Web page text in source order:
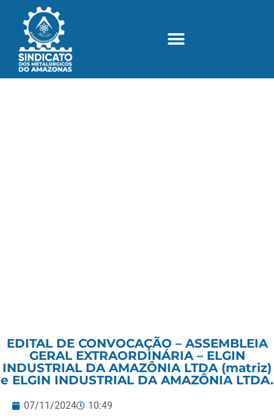
EDITAL DE CONVOCAÇÃO – ASSEMBLEIA
GERAL EXTRAORDINÁRIA – ELGIN
INDUSTRIAL DA AMAZÔNIA LTDA (matriz)
e ELGIN INDUSTRIAL DA AMAZÔNIA LTDA.
07/11/2024 10:49